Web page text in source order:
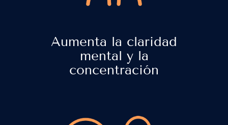
Aumenta la claridad
mental y la
concentración